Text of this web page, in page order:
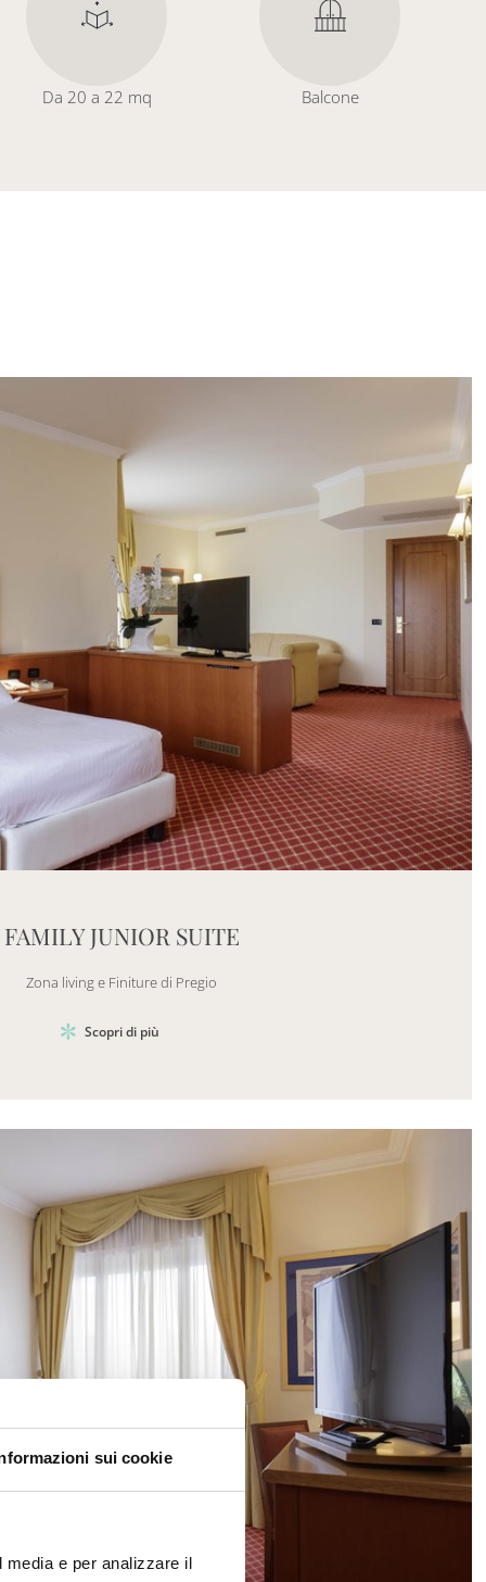
sui cookie
e per analizzare il
Da 20 a 22 mq Balcone
FAMILY JUNIOR SUITE
Zona living e Finiture di Pregio
Scopri di più